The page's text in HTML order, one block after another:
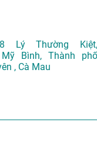
Lý Thường Kiệt,
Mỹ Bình, Thành phố
, Cà Mau